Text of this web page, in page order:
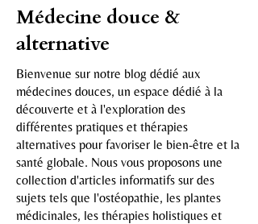
Médecine douce &
alternative
Bienvenue sur notre blog dédié aux
médecines douces, un espace dédié à la
découverte et à l'exploration des
différentes pratiques et thérapies
alternatives pour favoriser le bien-être et la
santé globale. Nous vous proposons une
collection d'articles informatifs sur des
sujets tels que l'ostéopathie, les plantes
médicinales, les thérapies holistiques et